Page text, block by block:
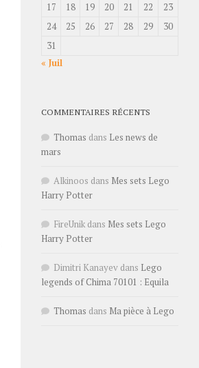
17
18 19 20 21 22
23
24
25 26 27 28 29
30
31
« Juil
COMMENTAIRES RÉCENTS
Thomas dans Les news de
mars
Alkinoos dans Mes sets Lego
Harry Potter
FireUnik dans Mes sets Lego
Harry Potter
Dimitri Kanayev dans Lego
legends of Chima 70101 : Equila
Thomas dans Ma pièce à Lego